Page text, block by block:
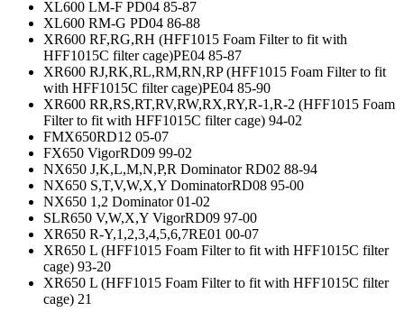
XL600 LM-F PD04 85-87
XL600 RM-G PD04 86-88
XR600 RF,RG,RH (HFF1015 Foam Filter to fit with
HFF1015C filter cage)PE04 85-87
XR600 RJ,RK,RL,RM,RN,RP (HFF1015 Foam Filter to fit
with HFF1015C filter cage)PE04 85-90
XR600 RR,RS,RT,RV,RW,RX,RY,R-1,R-2 (HFF1015 Foam
Filter to fit with HFF1015C filter cage) 94-02
FMX650RD12 05-07
FX650 VigorRD09 99-02
NX650 J,K,L,M,N,P,R Dominator RD02 88-94
NX650 S,T,V,W,X,Y DominatorRD08 95-00
NX650 1,2 Dominator 01-02
SLR650 V,W,X,Y VigorRD09 97-00
XR650 R-Y,1,2,3,4,5,6,7RE01 00-07
XR650 L (HFF1015 Foam Filter to fit with HFF1015C filter
cage) 93-20
XR650 L (HFF1015 Foam Filter to fit with HFF1015C filter
cage) 21